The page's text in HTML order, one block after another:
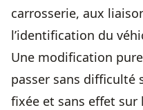
carrosserie, aux
l’identification du
Une modification
passer sans difficulté
fixée et sans effet sur